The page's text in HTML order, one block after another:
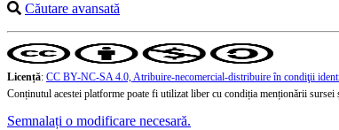
Căutare avansată
Licență: CC BY-NC-SA 4.0, Atribuire-necomercial-distribuire în condiţii
Conținutul acestei platforme poate fi utilizat liber cu condiția menționării
Semnalați o modificare necesară.